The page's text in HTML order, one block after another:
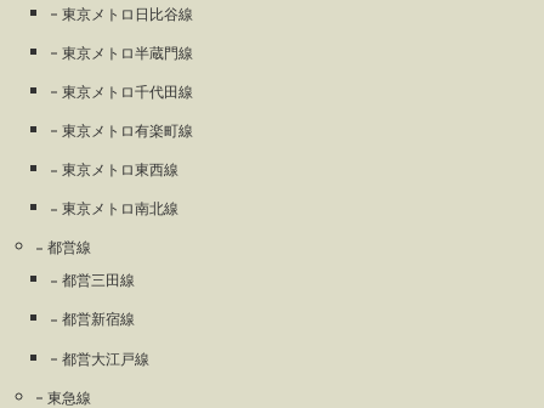
東京メトロ日比谷線
東京メトロ半蔵門線
東京メトロ千代田線
東京メトロ有楽町線
東京メトロ東西線
東京メトロ南北線
都営線
都営三田線
都営新宿線
都営大江戸線
東急線